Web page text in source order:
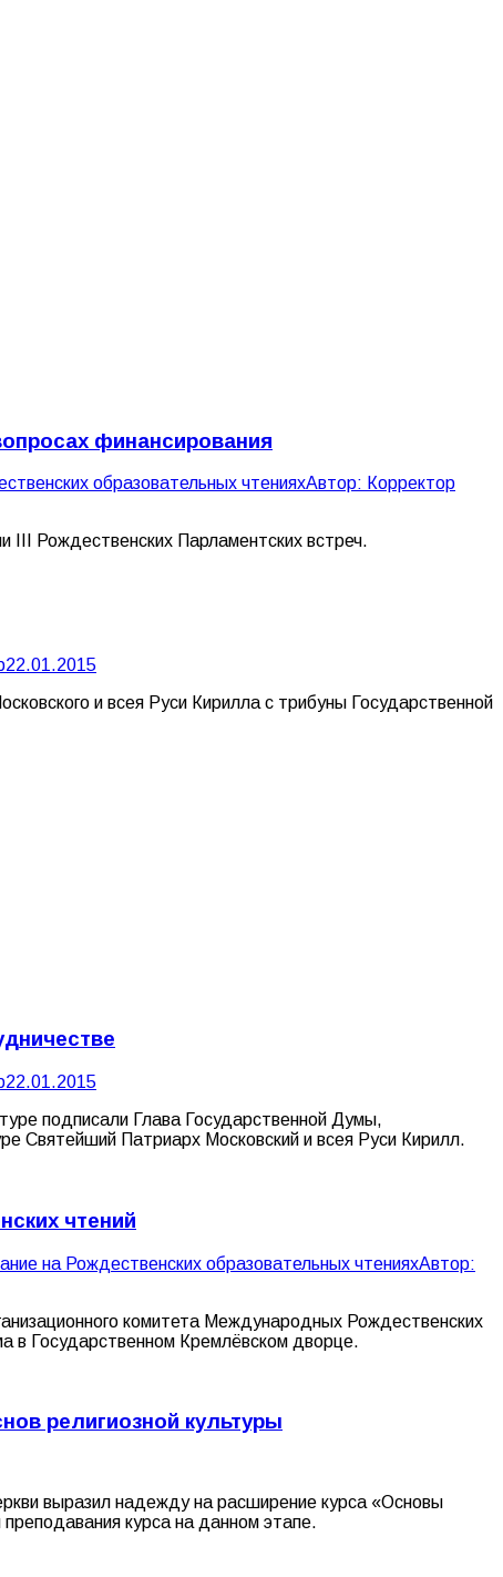
финансирования
образовательных чтенияхАвтор: Корректор
III Рождественских Парламентских встреч.
22.01.2015
и всея Руси Кирилла с трибуны Государственной
22.01.2015
подписали Глава Государственной Думы,
Святейший Патриарх Московский и всея Руси Кирилл.
чтений
на Рождественских образовательных чтенияхАвтор:
комитета Международных Рождественских
в Государственном Кремлёвском дворце.
религиозной культуры
выразил надежду на расширение курса «Основы
курса на данном этапе.